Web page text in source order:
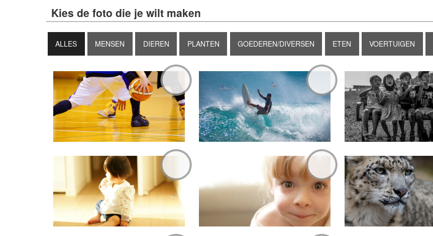
Kies de foto die je wilt maken
ALLES MENSEN DIEREN PLANTEN GOEDEREN/DIVERSEN ETEN VOERTUIGEN